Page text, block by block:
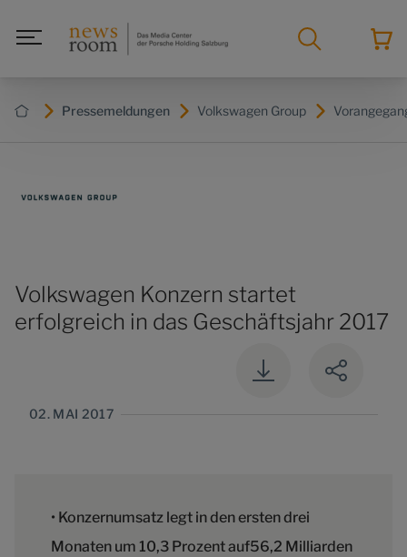
Pressemeldungen Volkswagen Group
Volkswagen Konzern startet
erfolgreich in das Geschäftsjahr 2017
02. MAI 2017
• Konzernumsatz legt in den ersten drei
Monaten um 10,3 Prozent auf56,2 Milliarden